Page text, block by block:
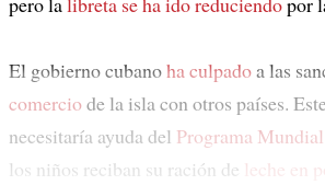
El gobierno cubanoha culpadoa las
comerciode la isla con otros países.
necesitaría ayuda del Programa
los niños reciban su ración de leche en